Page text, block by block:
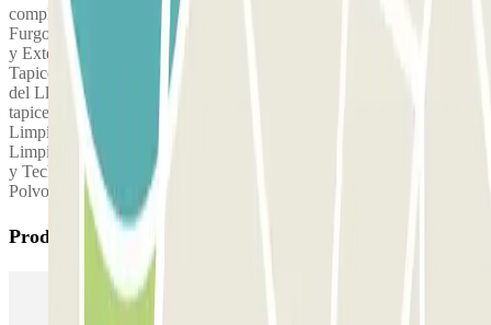
completo: Turismos desde: 35,00 € Monovolumen – 4×4 –
Furgonetas Pequeñas desde : 40,00 € Incluye: Lavado de Carrocería
y Exterior Limpieza del Interior y las Ventanas Aspirado de
Tapicería Interior Limpieza y Encerado del Salpicadero Limpieza
del Llantas Limpieza y Aspirado del Maletero Lavado integral y
tapicería: Desde: 120,00 € (según tipo de vehículo). Incluye:
Limpieza Integral del Vehículo Limpieza de toda la tapicería
Limpieza de: Alfombras, Esterillas, Luna Trasera, Paneles, Maletero
y Techo. Desinfección y Desodorización. Limpieza de Manchas y
Polvo Depositado en el Interior.
Productos de Parclick